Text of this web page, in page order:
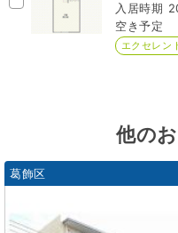
空き予定
エクセレン
他の
葛飾区